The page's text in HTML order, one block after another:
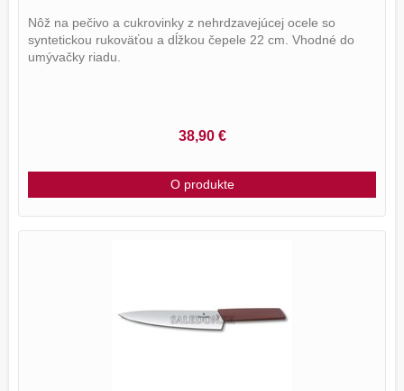
Nôž na pečivo a cukrovinky z nehrdzavejúcej ocele so
syntetickou rukoväťou a dĺžkou čepele 22 cm. Vhodné do
umývačky riadu.
38,90 €
O produkte